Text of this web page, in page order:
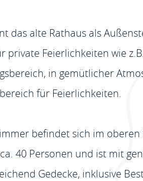
das alte Rathaus als
private Feierlichkeiten wie
in gemütlicher
für Feierlichkeiten.
befindet sich im
40 Personen und ist mit
Gedecke, inklusive